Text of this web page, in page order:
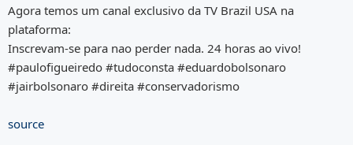
Agora temos um canal exclusivo da TV Brazil USA na
plataforma:
Inscrevam-se para nao perder nada. 24 horas ao vivo!
#paulofigueiredo #tudoconsta #eduardobolsonaro
#jairbolsonaro #direita #conservadorismo
source